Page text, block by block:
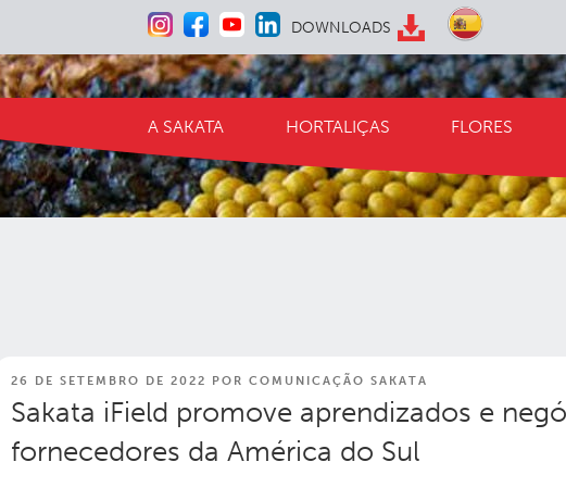
o
conteúdo
DOWNLOADS
A SAKATA HORTALIÇAS FLORES
PUBLICADO
26 DE SETEMBRO DE 2022 POR COMUNICAÇÃO SAKATA
Sakata iField promove aprendizados e
fornecedores da América do Sul